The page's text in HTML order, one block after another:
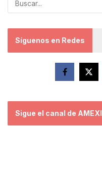
Síguenos en Redes
Sigue el canal de AMEXI